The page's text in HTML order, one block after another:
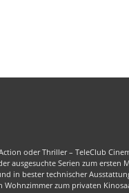
oder Thriller – TeleClub
ausgesuchte Serien zum ersten
in bester technischer
Wohnzimmer zum privaten